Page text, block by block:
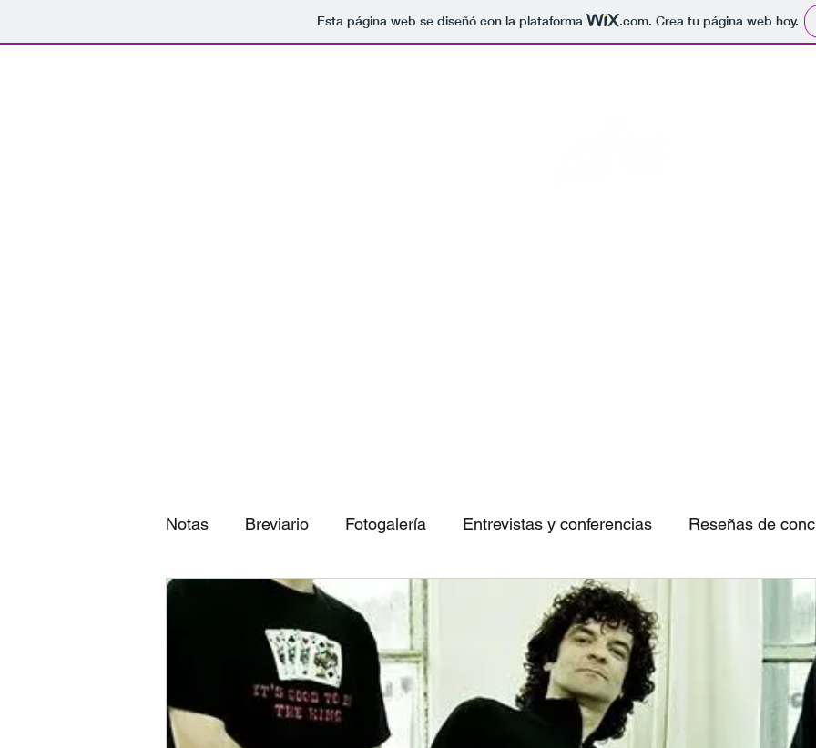
Esta página web se diseñó con la plataforma .com. Crea tu página web hoy.
Notas Breviario Fotogalería Entrevistas y conferencias Reseñas de
Próximos eventos Las 3 canciones imperdibles Conociendo bandas
qué canción eres según tu...